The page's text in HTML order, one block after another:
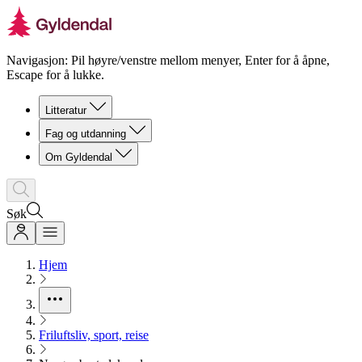
Navigasjon: Pil høyre/venstre mellom menyer, Enter for å åpne,
Escape for å lukke.
Litteratur
Fag og utdanning
Om Gyldendal
Søk
Hjem
Friluftsliv, sport, reise